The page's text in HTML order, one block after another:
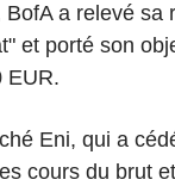
a relevé sa
et porté son
EUR.
Eni, qui a
cours du brut